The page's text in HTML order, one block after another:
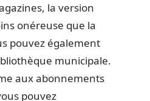
la version
onéreuse que la
pouvez également
municipale.
aux abonnements
pouvez